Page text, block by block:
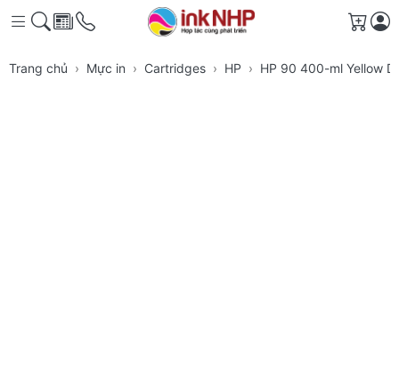
Giỏ
Trang chủ Mực in Cartridges HP HP 90 400-ml Yellow